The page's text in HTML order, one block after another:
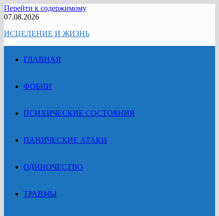
Перейти к содержимому
07.08.2026
ИСЦЕЛЕНИЕ И ЖИЗНЬ
ГЛАВНАЯ
ФОБИИ
ПСИХИЧЕСКИЕ СОСТОЯНИЯ
ПАНИЧЕСКИЕ АТАКИ
ОДИНОЧЕСТВО
ТРАВМЫ